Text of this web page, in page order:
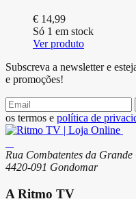
€ 14,99
Só 1 em stock
Ver produto
Subscreva a newsletter e
e promoções!
os termos e política de
Rua Combatentes da
4420-091 Gondomar
A Ritmo TV